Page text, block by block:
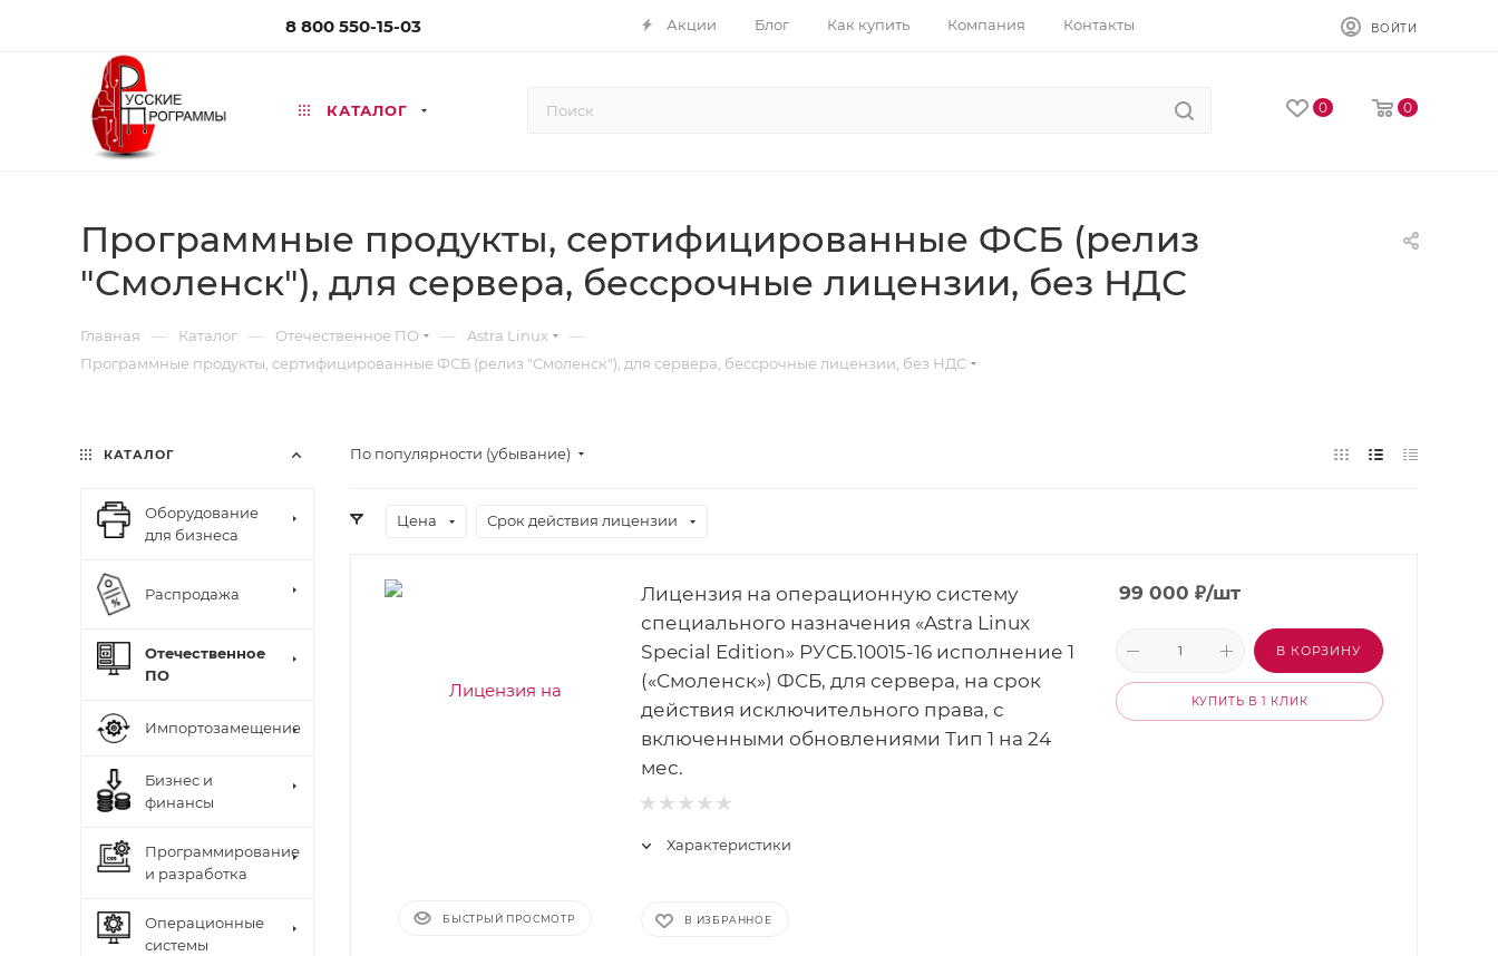
8 800 550-15-03 Акции Блог Как купить Компания Контакты ВОЙТИ
КАТАЛОГ 0 0
Программные продукты, сертифицированные ФСБ (релиз
"Смоленск"), для сервера, бессрочные лицензии, без НДС
Главная — Каталог — Отечественное ПО — Astra Linux —
Программные продукты, сертифицированные ФСБ (релиз "Смоленск"), для сервера, бессрочные лицензии, без НДС
По популярности (убывание)
Цена Срок действия лицензии
БЫСТРЫЙ ПРОСМОТР
Лицензия на операционную систему
специального назначения «Astra Linux
Special Edition» РУСБ.10015-16 исполнение 1
(«Смоленск») ФСБ, для сервера, на срок
действия исключительного права, с
включенными обновлениями Тип 1 на 24
мес.
Характеристики
В ИЗБРАННОЕ
99 000 ₽/шт
В КОРЗИНУ
КУПИТЬ В 1 КЛИК
КАТАЛОГ
Оборудование
для бизнеса
Распродажа
Отечественное
ПО
Импортозамещение
Бизнес и
финансы
Программирование
и разработка
Операционные
системы